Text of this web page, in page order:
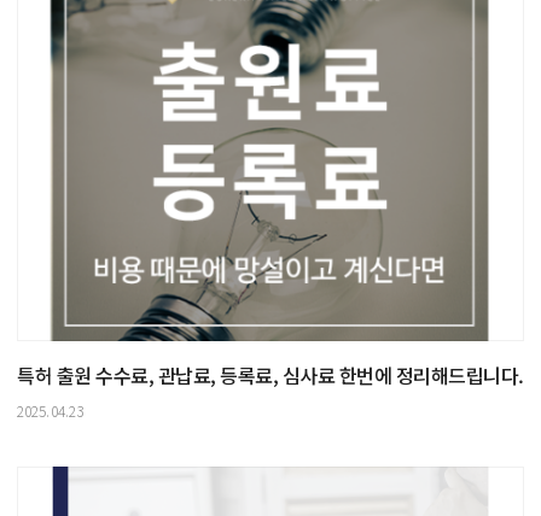
특허 출원 수수료, 관납료, 등록료, 심사료 한번에 정리해드립니다.
2025.04.23